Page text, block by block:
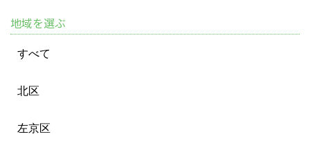
地域を選ぶ
すべて
北区
左京区